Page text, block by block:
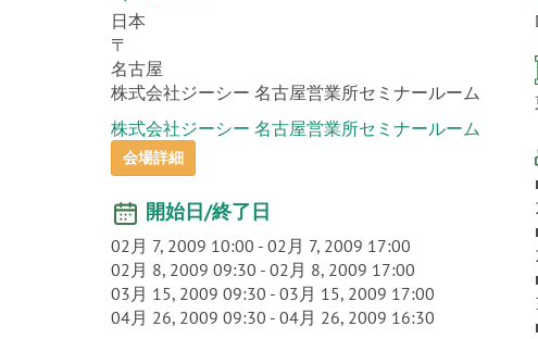
日本
〒
名古屋
株式会社ジーシー 名古屋営業所セミナールーム
株式会社ジーシー 名古屋営業所セミナールーム
会場詳細
開始日/終了日
02月 7, 2009 10:00 - 02月 7, 2009 17:00
02月 8, 2009 09:30 - 02月 8, 2009 17:00
03月 15, 2009 09:30 - 03月 15, 2009 17:00
04月 26, 2009 09:30 - 04月 26, 2009 16:30